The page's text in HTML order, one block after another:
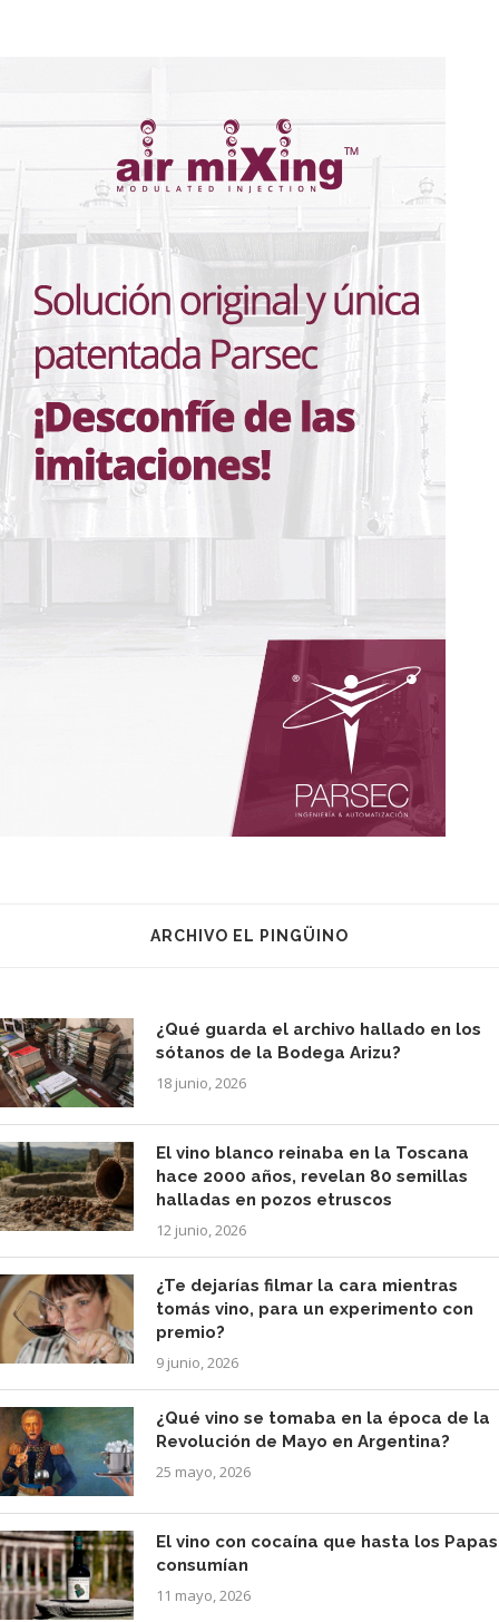
ARCHIVO EL PINGÜINO
¿Qué guarda el archivo hallado en los
sótanos de la Bodega Arizu?
18 junio, 2026
El vino blanco reinaba en la Toscana
hace 2000 años, revelan 80 semillas
halladas en pozos etruscos
12 junio, 2026
¿Te dejarías filmar la cara mientras
tomás vino, para un experimento con
premio?
9 junio, 2026
¿Qué vino se tomaba en la época de la
Revolución de Mayo en Argentina?
25 mayo, 2026
El vino con cocaína que hasta los Papas
consumían
11 mayo, 2026